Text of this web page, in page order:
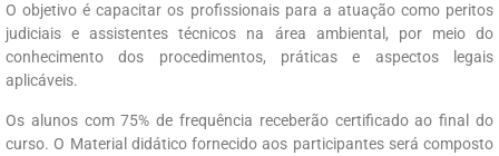
O objetivo é capacitar os profissionais para a atuação como peritos
judiciais e assistentes técnicos na área ambiental, por meio do
conhecimento dos procedimentos, práticas e aspectos legais
aplicáveis.
Os alunos com 75% de frequência receberão certificado ao final do
curso. O Material didático fornecido aos participantes será composto